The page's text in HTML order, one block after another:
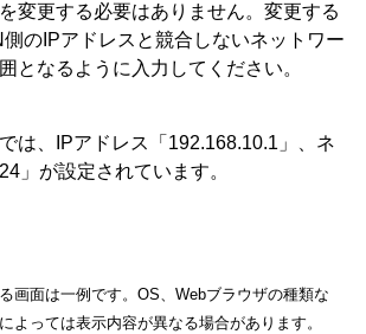
変更する必要はありません。変更する
のIPアドレスと競合しないネットワー
となるように入力してください。
は、IPアドレス「192.168.10.1」、ネ
」が設定されています。
画面は一例です。OS、Webブラウザの種類な
よっては表示内容が異なる場合があります。